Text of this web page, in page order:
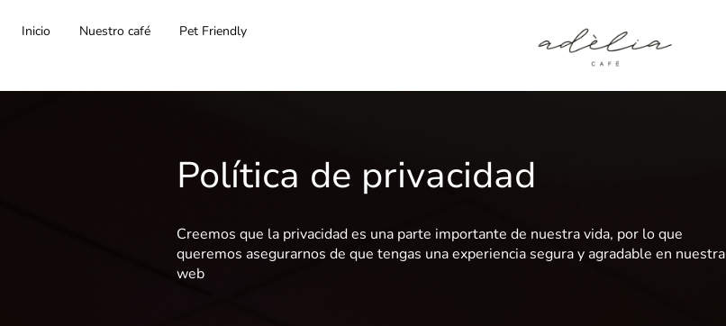
Inicio Nuestro café Pet Friendly
Política de privacidad
Creemos que la privacidad es una parte importante de nuestra vida, por lo que
queremos asegurarnos de que tengas una experiencia segura y agradable en nuestra
web